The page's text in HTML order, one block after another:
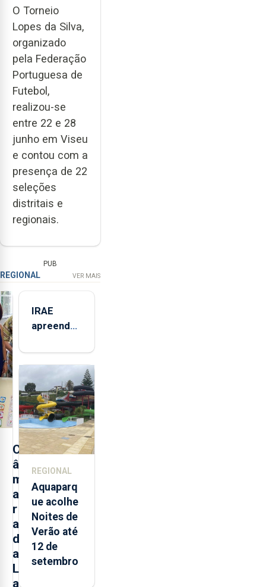
O Torneio
Lopes da Silva,
organizado
pela Federação
Portuguesa de
Futebol,
realizou-se
entre 22 e 28
junho em Viseu
e contou com a
presença de 22
seleções
distritais e
regionais.
PUB
REGIONAL VER MAIS
C
â
m
a
r
a
d
a
L
a
IRAE
apreendeu
toneladas
de
alimentos
entre
2021 e
2025 nos
Açores
REGIONAL
Aquaparq
ue acolhe
Noites de
Verão até
12 de
setembro